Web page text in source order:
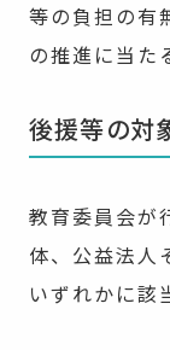
等の負担の有
の推進に当た
後援等の対
教育委員会が
体、公益法人
いずれかに該